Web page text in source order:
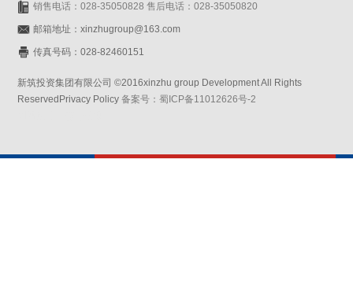
销售电话：028-35050828 售后电话：028-35050820
邮箱地址：xinzhugroup@163.com
传真号码：028-82460151
新筑投资集团有限公司 ©2016xinzhu group Development All Rights
ReservedPrivacy Policy备案号：蜀ICP备11012626号-2